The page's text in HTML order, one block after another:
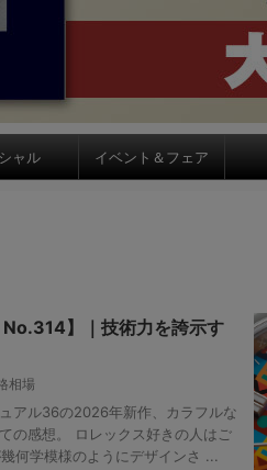
ャル イベント＆フェア
】｜技術力を誇示す
相場
アル36の2026年新作、カラフルな
の感想。 ロレックス好きの人はご
何学模様のようにデザインさ ...